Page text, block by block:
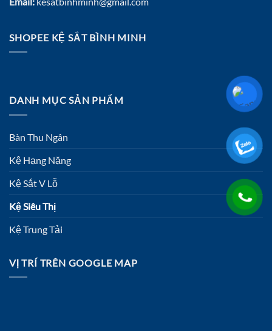
SHOPEE KỆ SẮT BÌNH MINH
DANH MỤC SẢN PHẨM
Bàn Thu Ngân
Kệ Hạng Nặng
Kệ Sắt V Lỗ
Kệ Siêu Thị
Kệ Trung Tải
VỊ TRÍ TRÊN GOOGLE MAP